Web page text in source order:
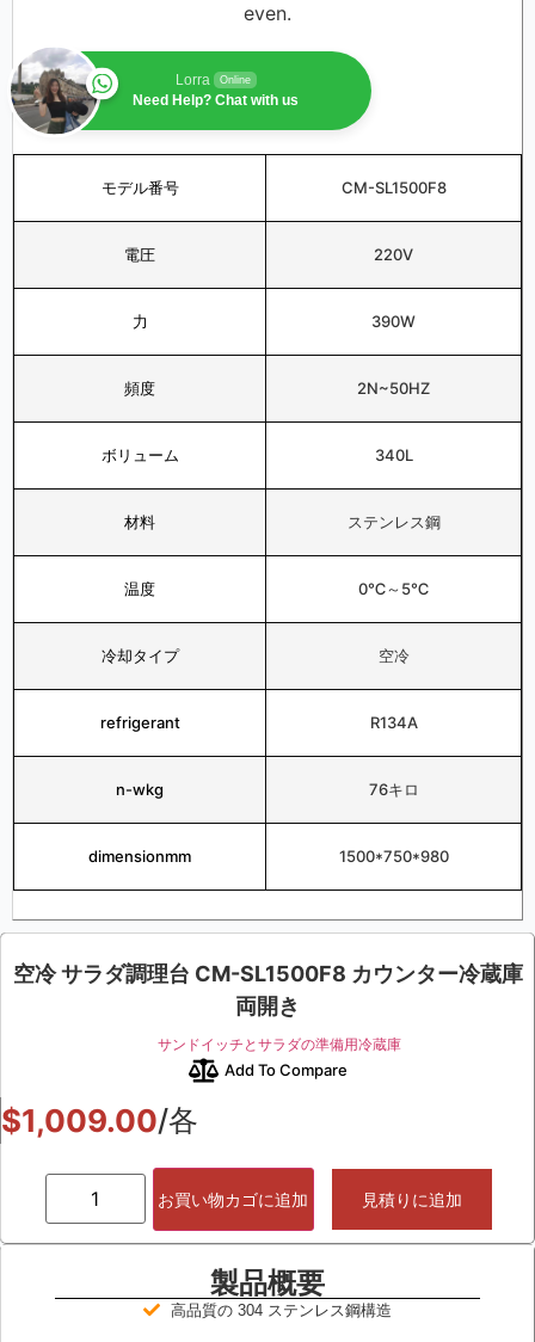
even.
Lorra Online
Need Help? Chat with us
モデル番号 CM-SL1500F8
電圧 220V
力 390W
頻度 2N~50HZ
ボリューム 340L
材料 ステンレス鋼
温度 0℃～5℃
冷却タイプ 空冷
refrigerant R134A
n-wkg 76キロ
dimensionmm 1500*750*980
空冷 サラダ調理台 CM-SL1500F8 カウンター冷蔵庫
両開き
サンドイッチとサラダの準備用冷蔵庫
Add To Compare
$1,009.00/各
お買い物カゴに追加 見積りに追加
製品概要
高品質の 304 ステンレス鋼構造